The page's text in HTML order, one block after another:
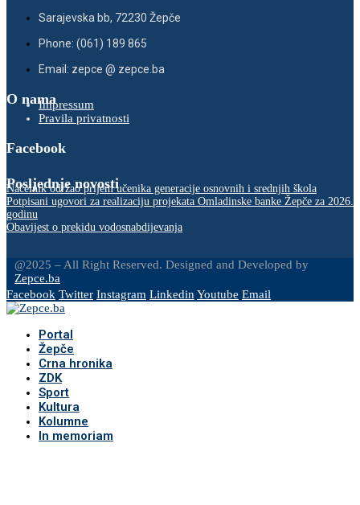
Sarajevska bb, 72230 Žepče
Phone: (061) 189 865
Email: zepce @ zepce.ba
O namaImpressum
Pravila privatnosti
Facebook
Posljednje novosti
Načelnik održao prijem učenika generacije osnovnih i srednjih škola
Potpisani ugovori za realizaciju projekata Omladinske banke Žepče za 2026.
godinu
Obavijest o prekidu vodosnabdijevanja
@2025 – All Right Reserved. Designed and Developed by
Zepce.ba
Facebook Twitter Instagram LinkedinYoutube Email
Portal
Žepče
Crna hronika
ZDK
Sport
Kultura
Kolumne
In memoriam